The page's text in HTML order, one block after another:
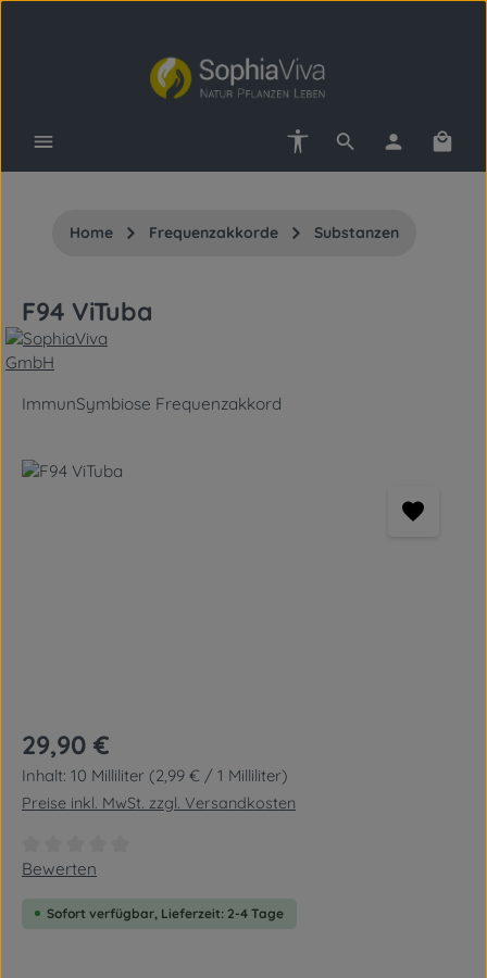
Zum Hauptinhalt springen
Werkzeugleiste anzeigen
Home Frequenzakkorde Substanzen
F94 ViTuba
ImmunSymbiose Frequenzakkord
Bildergalerie überspringen
Regulärer Preis:
29,90 €
Inhalt: 10 Milliliter (2,99 € / 1 Milliliter)
Preise inkl. MwSt. zzgl. Versandkosten
Durchschnittliche Bewertung von 0 von 5 Sternen
Bewerten
Sofort verfügbar, Lieferzeit: 2-4 Tage